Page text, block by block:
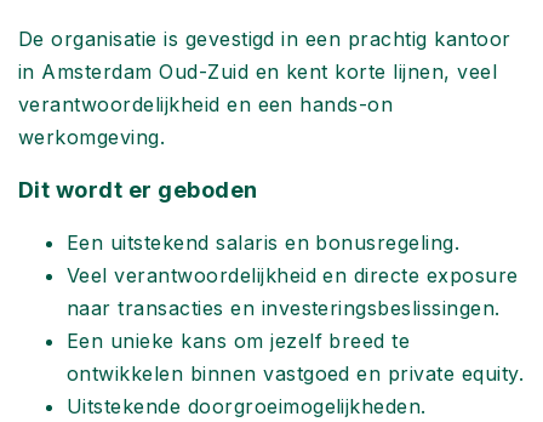
De organisatie is gevestigd in een prachtig kantoor
in Amsterdam Oud-Zuid en kent korte lijnen, veel
verantwoordelijkheid en een hands-on
werkomgeving.
Dit wordt er geboden
Een uitstekend salaris en bonusregeling.
Veel verantwoordelijkheid en directe exposure
naar transacties en investeringsbeslissingen.
Een unieke kans om jezelf breed te
ontwikkelen binnen vastgoed en private equity.
Uitstekende doorgroeimogelijkheden.